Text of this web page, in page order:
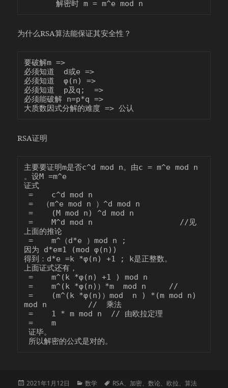
为什么RSA算法能保证其安全性？
要破解m =>
必须知道  d或e =>
必须知道  φ(n) =>
必须知道  p及q;  =>
必须能破解 n=p*q =>
RSA证明
主要要证明m是否c^d mod n。由c = m^e mod n
。设M =m^e
证式
=    c^d mod n
=  （m^e mod n ）^d mod n
=    (M mod n) ^d mod n
=    M^d mod n                   //见
上面的推论
=    m^（d*e ）mod n ;
因为 d*e≡1 (mod φ(n))
得到：d*e =k *φ(n) +1 ; k是正整数。
上面证式还有，
=    m^(k *φ(n) +1 ) mod n
=    m^(k *φ(n)）*m  mod n     //
=    (m^(k *φ(n)）mod  n ) *(m mod n)
mod n         //  乘法
=    1 * m mod n  // 由欧拉定理
=    m
证毕。
所以解密的公式是对的。
发
2021年1月12日
分
数学
标
RSA、 加密、数论、欧拉、算法